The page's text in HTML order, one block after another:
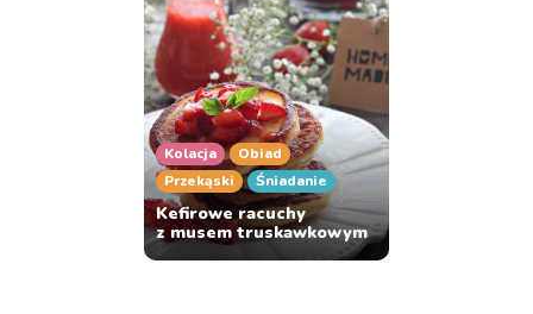
Kolacja
Obiad
Przekąski
Śniadanie
Kefirowe racuchy
z musem truskawkowym